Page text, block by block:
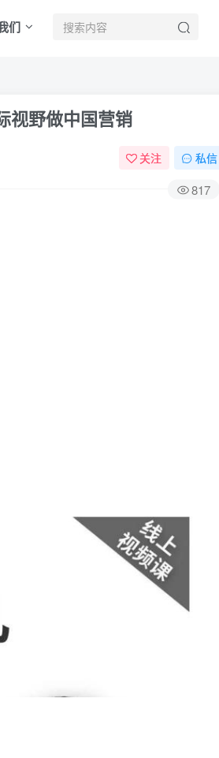
们
视野做中国营销
关注 私信
817